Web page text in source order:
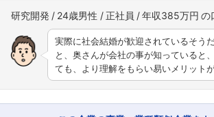
研究開発 24歳男性 正社員 年収385万円
実際に社会結婚が歓迎されているそう
と、奥さんが会社の事が知っていると
ても、より理解をもらい易いメリット